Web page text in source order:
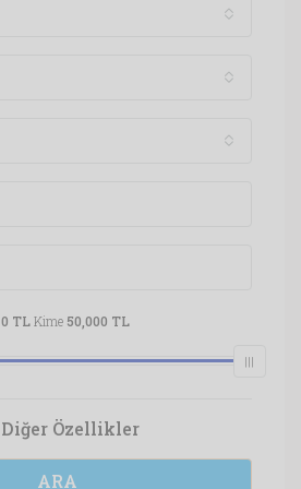
0 TLKime 50,000 TL
Diğer Özellikler
ARA